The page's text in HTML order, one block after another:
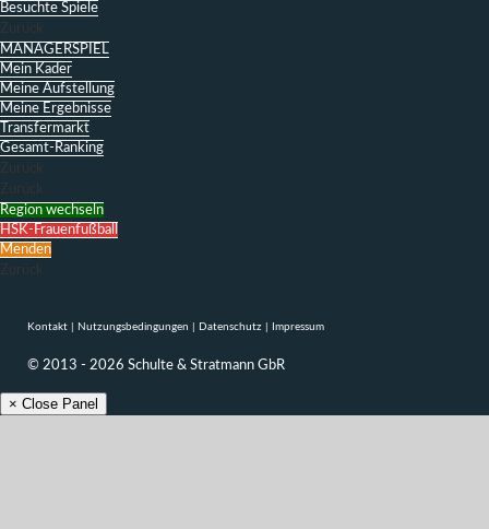
Besuchte Spiele
Zurück
MANAGERSPIEL
Mein Kader
Meine Aufstellung
Meine Ergebnisse
Transfermarkt
Gesamt-Ranking
Zurück
Zurück
Region wechseln
HSK-Frauenfußball
Menden
Zurück
Kontakt Nutzungsbedingungen Datenschutz Impressum
© 2013 - 2026 Schulte & Stratmann GbR
× Close Panel